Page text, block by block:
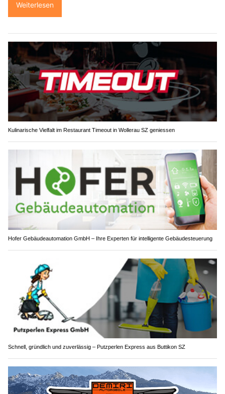
Weiterlesen
Kulinarische Vielfalt im Restaurant Timeout in Wollerau SZ geniessen
Hofer Gebäudeautomation GmbH – Ihre Experten für intelligente Gebäudesteuerung
Schnell, gründlich und zuverlässig – Putzperlen Express aus Buttikon SZ